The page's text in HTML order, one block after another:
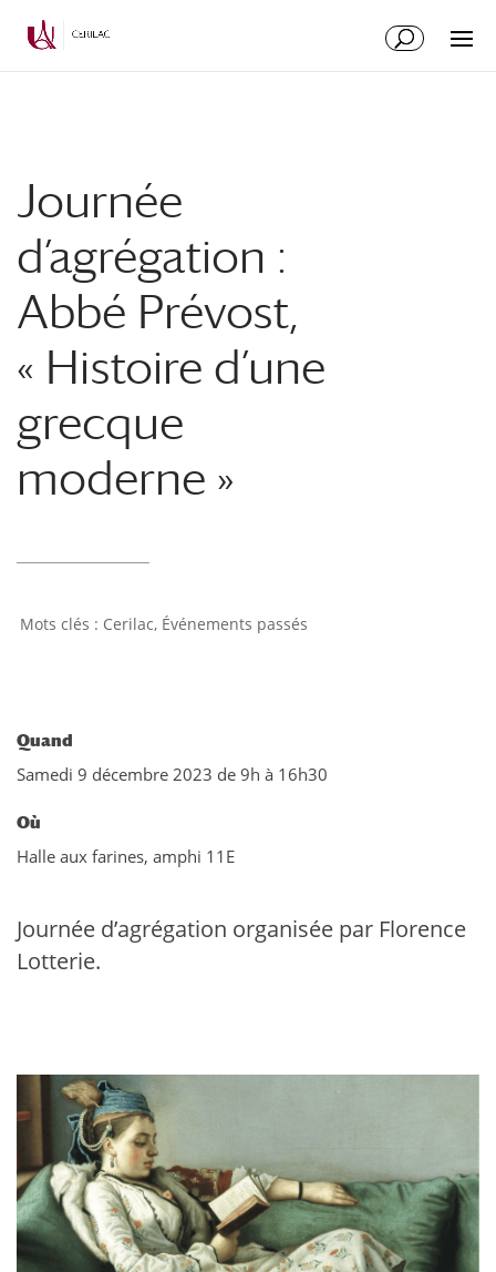
Journée
d’agrégation :
Abbé Prévost,
« Histoire d’une
grecque
moderne »
Cerilac, Événements passés
Quand
Samedi 9 décembre 2023 de 9h à 16h30
Où
Halle aux farines, amphi 11E
Journée d’agrégation organisée par Florence
Lotterie.